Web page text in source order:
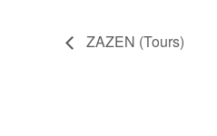
ZAZEN (Tours)